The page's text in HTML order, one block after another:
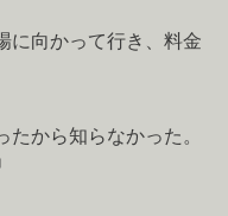
に向かって行き、料金
たから知らなかった。